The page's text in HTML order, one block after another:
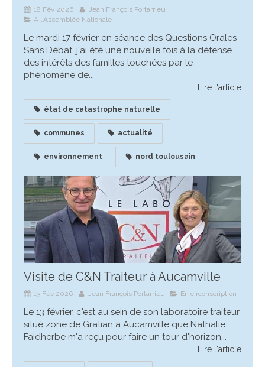
18 Fév 2026
Jean François Portarrieu
A l'Assemblée Nationale
Le mardi 17 février en séance des Questions Orales
Sans Débat, j'ai été une nouvelle fois à la défense
des intérêts des familles touchées par le
phénomène de...
Lire l'article
état de catastrophe naturelle
communes actualité
environnement nord toulousain
Visite de C&N Traiteur à Aucamville
13 Fév 2026 Jean François Portarrieu En circonscription
Le 13 février, c'est au sein de son laboratoire traiteur
situé zone de Gratian à Aucamville que Nathalie
Faidherbe m'a reçu pour faire un tour d'horizon...
Lire l'article